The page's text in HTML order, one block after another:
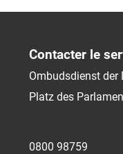
Contacter le
Ombudsdienst
Platz des
0800 98759